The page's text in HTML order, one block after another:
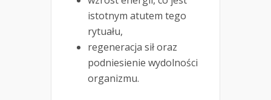
istotnym atutem tego
rytuału,
regeneracja sił oraz
podniesienie wydolności
organizmu.